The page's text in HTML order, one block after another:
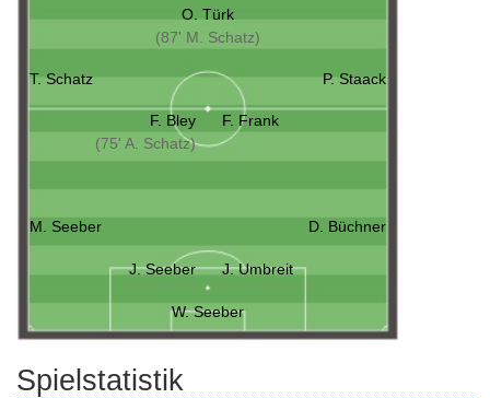
O. Türk
(87' M. Schatz)
T. Schatz P. Staack
F. Bley
(75' A. Schatz)
F. Frank
M. Seeber D. Büchner
J. Seeber J. Umbreit
W. Seeber
Spielstatistik